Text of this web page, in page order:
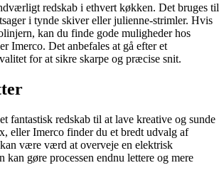
redskab i ethvert køkken. Det bruges til
i tynde skiver eller julienne-strimler. Hvis
kan du finde gode muligheder hos
Imerco. Det anbefales at gå efter et
for at sikre skarpe og præcise snit.
fantastisk redskab til at lave kreative og sunde
eller Imerco finder du et bredt udvalg af
være værd at overveje en elektrisk
kan gøre processen endnu lettere og mere